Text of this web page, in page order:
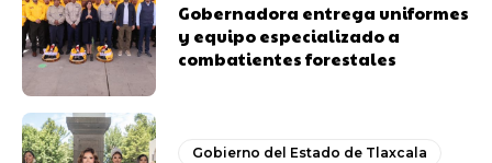
Gobernadora entrega uniformes
y equipo especializado a
combatientes forestales
Gobierno del Estado de Tlaxcala